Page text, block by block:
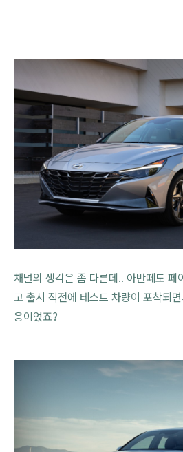
채널의 생각은 좀 다른데.. 아반떼도 페
고 출시 직전에 테스트 차량이 포착되
응이었죠?